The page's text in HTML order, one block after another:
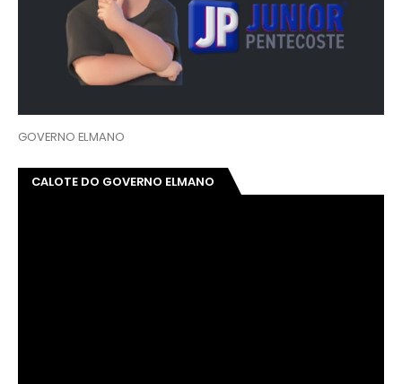
GOVERNO ELMANO
CALOTE DO GOVERNO ELMANO